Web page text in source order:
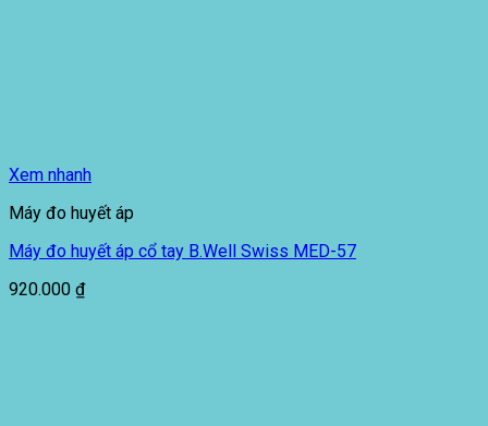
Xem nhanh
Máy đo huyết áp
Máy đo huyết áp cổ tay B.Well Swiss MED-57
920.000 ₫